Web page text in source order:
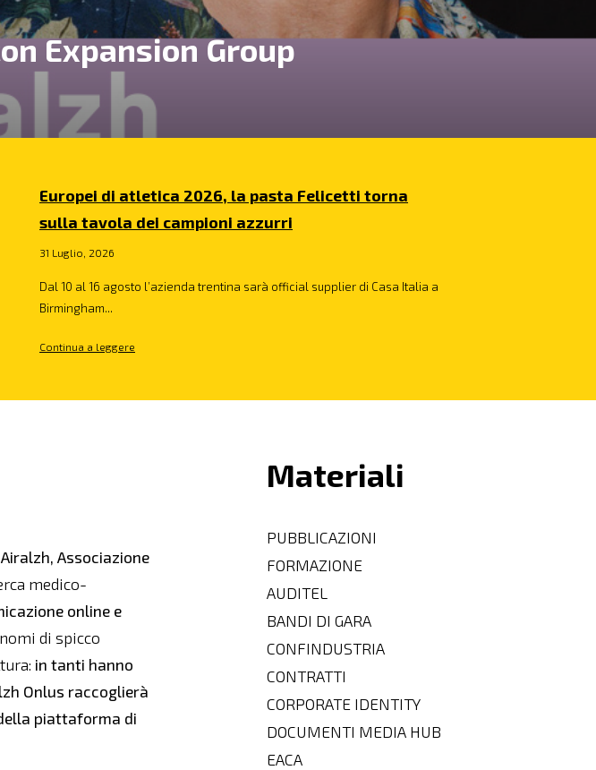
Expansion Group
Europei di atletica 2026, la pasta Felicetti torna
sulla tavola dei campioni azzurri
31 Luglio, 2026
Dal 10 al 16 agosto l’azienda trentina sarà official supplier di Casa Italia a
Birmingham...
Continua a leggere
Airalzh, Associazione
medico-
online e
di spicco
in tanti hanno
Onlus raccoglierà
piattaforma di
Materiali
PUBBLICAZIONI
FORMAZIONE
AUDITEL
BANDI DI GARA
CONFINDUSTRIA
CONTRATTI
CORPORATE IDENTITY
DOCUMENTI MEDIA HUB
EACA